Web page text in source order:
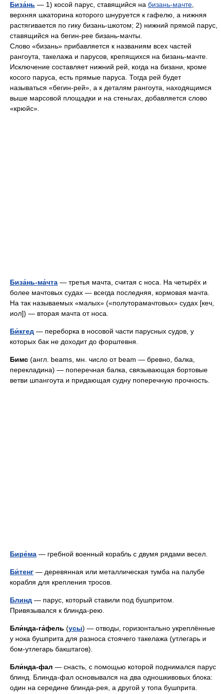
Биза́нь — 1) косой парус, ставящийся на бизань-мачте
верхняя шкаторина которого шнуруется к гафелю, а нижняя
растягивается по гику бизань-шкотом; 2) нижний прямой парус,
ставящийся на бегин-рее бизань-мачты.
Слово «бизань» прибавляется к названиям всех частей
рангоута, такелажа и парусов, крепящихся на бизань-мачте.
Исключение составляет нижний рей, когда на бизани, кроме
косого паруса, есть прямые паруса. Тогда рей будет
называться «бегин-рей», а к деталям рангоута, находящимся
выше марсовой площадки и на стеньгах, добавляется слово
«крюйс».
Биза́нь-ма́чта — третья мачта, считая с носа. На четырёх и
более мачтовых судах — всегда последняя, кормовая мачта.
На так называемых «малых» («полуторамачтовых» судах [кеч,
иол]) — вторая мачта от носа.
Би́кгед — переборка в носовой части парусных судов, у
которых бак не доходит до форштевня.
Бимс (англ. beams, мн. число от beam — бревно, балка,
перекладина) — поперечная балка, связывающая бортовые
ветви шпангоута и придающая судну поперечную прочность.
Бире́ма — гребной военный корабль с двумя рядами весел.
Би́тенг — деревянная или металлическая тумба на палубе
корабля для крепления тросов.
Блинд — парус, который ставили под бушпритом.
Привязывался к блинда-рею.
Бли́нда-га́фель (усы) — отводы, горизонтально укреплённые
у нока бушприта для разноса стоячего такелажа (утлегарь и
бом-утлегарь бакштагов).
Бли́нда-фал — снасть, с помощью которой поднимался парус
блинд. Блинда-фал основывался на два одношкивовых блока:
один на середине блинда-рея, а другой у топа бушприта.